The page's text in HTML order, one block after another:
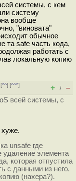
системы, с кем
систему
вообще
"виновата"
обычное
та safe часть кода,
работать с
локальную копию
^^] [^^^]
+ / –
всей системы, с
unsafe где
удаление элемента
которая отпустила
с данными из него,
(нахера?).